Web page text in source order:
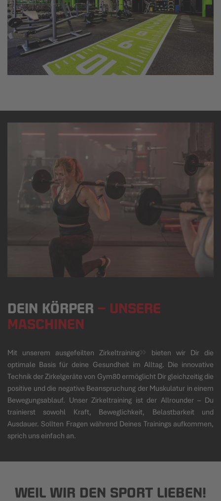
DEIN KÖRPER – UNSERE
MASCHINEN
Mit unserem ausgefeilten Zirkeltraining
bieten wir Dir die
optimale Basis für deine Gesundheit im Alltag. Die innovative
Technik der Zirkelgeräte von Gym80 ermöglicht Dir gleichzeitig die
positive und die negative Beanspruchung der Muskulatur in einem
Bewegungsablauf. Unser Zirkeltraining ist der Allrounder – Du
trainierst sowohl Kraft, Beweglichkeit, Belastbarkeit und
Ausdauer. Sollten Fragen während Deines Trainings aufkommen,
sprich uns einfach an.
WEIL WIR DEN SPORT LIEBEN!